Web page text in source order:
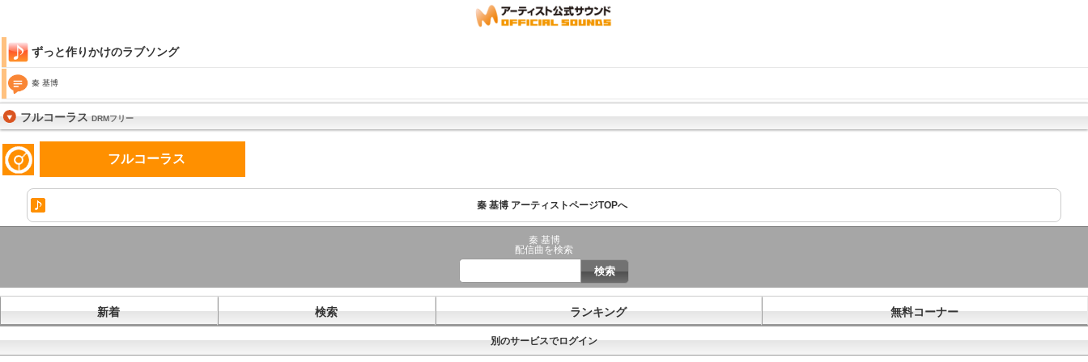
ずっと作りかけのラブソング
秦 基博
フルコーラスDRMフリー
フルコーラス
秦 基博 アーティストページTOPへ
秦 基博
配信曲を検索
新着 検索 ランキング 無料コーナー
別のサービスでログイン